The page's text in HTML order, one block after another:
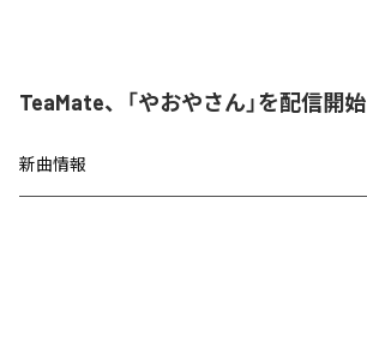
TeaMate、「やおやさん」を配信開始
新曲情報